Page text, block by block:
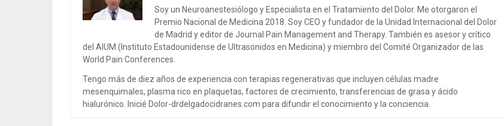
Soy un Neuroanestesiólogo y Especialista en el Tratamiento del Dolor. Me otorgaron el
Premio Nacional de Medicina 2018. Soy CEO y fundador de la Unidad Internacional del Dolor
de Madrid y editor de Journal Pain Management and Therapy. También es asesor y crítico
del AIUM (Instituto Estadounidense de Ultrasonidos en Medicina) y miembro del Comité Organizador de las
World Pain Conferences.
Tengo más de diez años de experiencia con terapias regenerativas que incluyen células madre
mesenquimales, plasma rico en plaquetas, factores de crecimiento, transferencias de grasa y ácido
hialurónico. Inicié Dolor-drdelgadocidranes.com para difundir el conocimiento y la conciencia.